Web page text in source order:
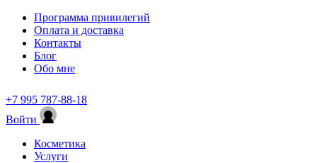
Программа привилегий
Оплата и доставка
Контакты
Блог
Обо мне
+7 995 787-88-18
Войти
Косметика
Услуги